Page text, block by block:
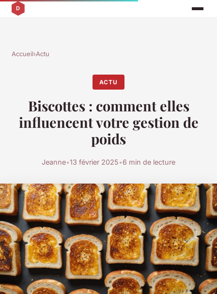
Accueil›Actu
ACTU
Biscottes : comment elles
influencent votre gestion de
poids
Jeanne•13 février 2025•6 min de lecture